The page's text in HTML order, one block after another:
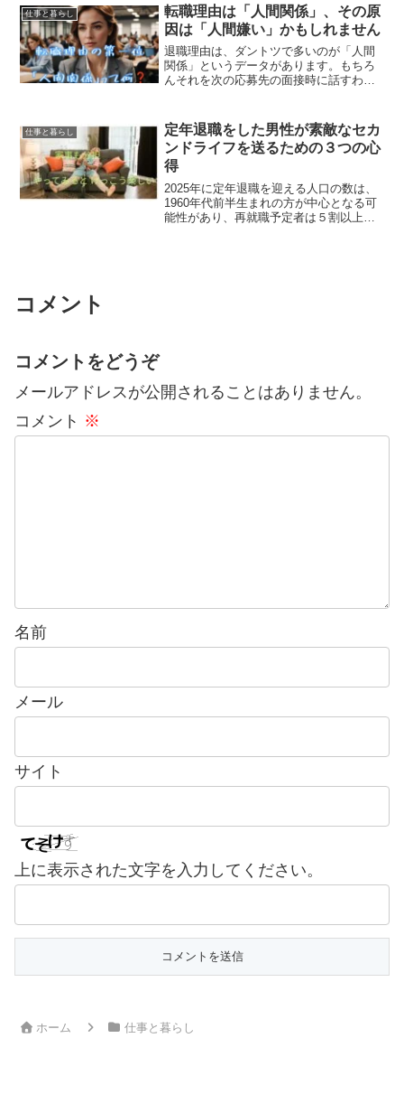
の疲れを取りましょう夏の...
仕事と暮らし
転職理由は「人間関係」、その原
因は「人間嫌い」かもしれません
退職理由は、ダントツで多いのが「人間
関係」というデータがあります。もちろ
んそれを次の応募先の面接時に話すわけ
本音として話されます。一言で「人間関
係」と言っても、その内容...
仕事と暮らし
定年退職をした男性が素敵なセカ
ンドライフを送るための３つの心
得
2025年に定年退職を迎える人口の数は、
1960年代前半生まれの方が中心となる可
能性があり、再就職予定者は５割以上と
コメント
コメントをどうぞ
メールアドレスが公開されることはありません。
コメント ※
名前
メール
サイト
上に表示された文字を入力してください。
ホーム 仕事と暮らし